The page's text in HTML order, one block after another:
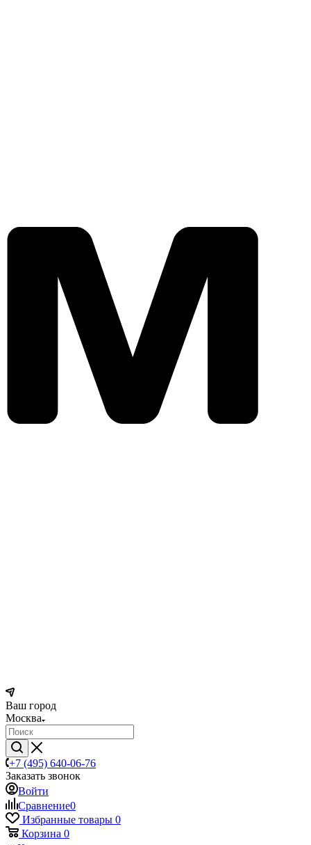
Ваш город
Москва
+7 (495) 640-06-76
Заказать звонок
Войти
Сравнение0
Избранные товары 0
Корзина 0